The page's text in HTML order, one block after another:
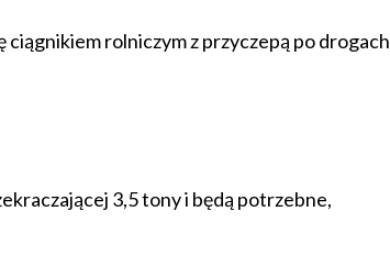
rolniczym z przyczepą po drogach
3,5 tony i będą potrzebne,